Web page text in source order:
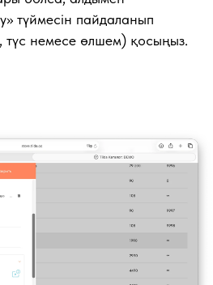
түймесін пайдаланып
түс немесе өлшем) қосыңыз.